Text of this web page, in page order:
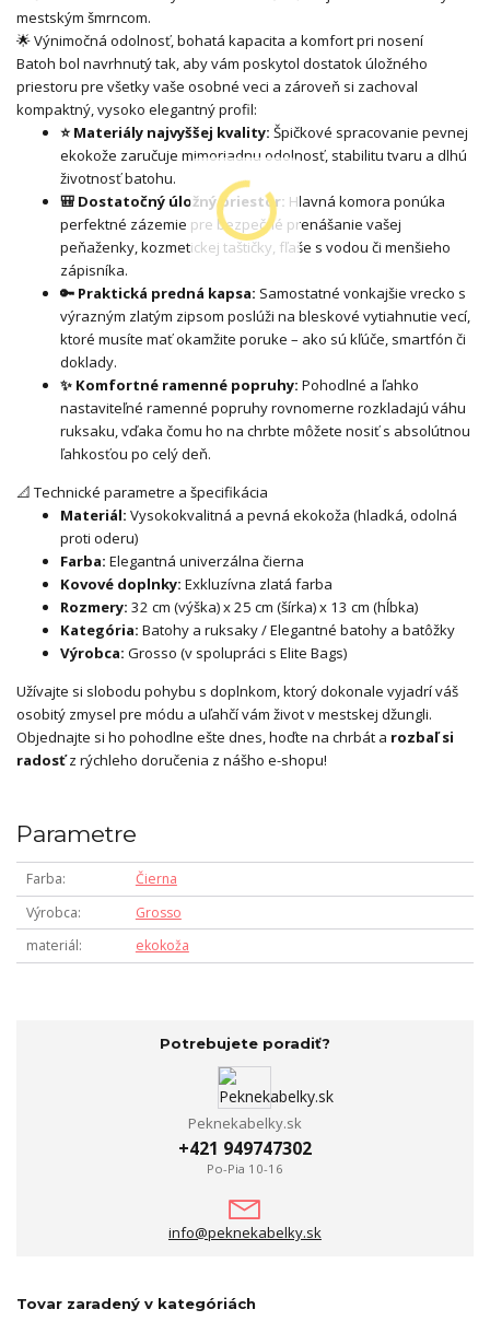
mestským šmrncom.
🌟 Výnimočná odolnosť, bohatá kapacita a komfort pri nosení
Batoh bol navrhnutý tak, aby vám poskytol dostatok úložného
priestoru pre všetky vaše osobné veci a zároveň si zachoval
kompaktný, vysoko elegantný profil:
⭐ Materiály najvyššej kvality: Špičkové spracovanie pevnej
ekokože zaručuje mimoriadnu odolnosť, stabilitu tvaru a dlhú
životnosť batohu.
🎒 Dostatočný úložný priestor: Hlavná komora ponúka
perfektné zázemie pre bezpečné prenášanie vašej
peňaženky, kozmetickej taštičky, fľaše s vodou či menšieho
zápisníka.
🔑 Praktická predná kapsa: Samostatné vonkajšie vrecko s
výrazným zlatým zipsom poslúži na bleskové vytiahnutie vecí,
ktoré musíte mať okamžite poruke – ako sú kľúče, smartfón či
doklady.
✨ Komfortné ramenné popruhy: Pohodlné a ľahko
nastaviteľné ramenné popruhy rovnomerne rozkladajú váhu
ruksaku, vďaka čomu ho na chrbte môžete nosiť s absolútnou
ľahkosťou po celý deň.
📐 Technické parametre a špecifikácia
Materiál: Vysokokvalitná a pevná ekokoža (hladká, odolná
proti oderu)
Farba: Elegantná univerzálna čierna
Kovové doplnky: Exkluzívna zlatá farba
Rozmery: 32 cm (výška) x 25 cm (šírka) x 13 cm (hĺbka)
Kategória: Batohy a ruksaky / Elegantné batohy a batôžky
Výrobca: Grosso (v spolupráci s Elite Bags)
Užívajte si slobodu pohybu s doplnkom, ktorý dokonale vyjadrí váš
osobitý zmysel pre módu a uľahčí vám život v mestskej džungli.
Objednajte si ho pohodlne ešte dnes, hoďte na chrbát a rozbaľ si
radosťz rýchleho doručenia z nášho e-shopu!
Parametre
Farba
Čierna
Výrobca
Grosso
materiál
ekokoža
Potrebujete poradiť?
Peknekabelky.sk
+421 949747302
Po-Pia 10-16
info@peknekabelky.sk
Tovar zaradený v kategóriách